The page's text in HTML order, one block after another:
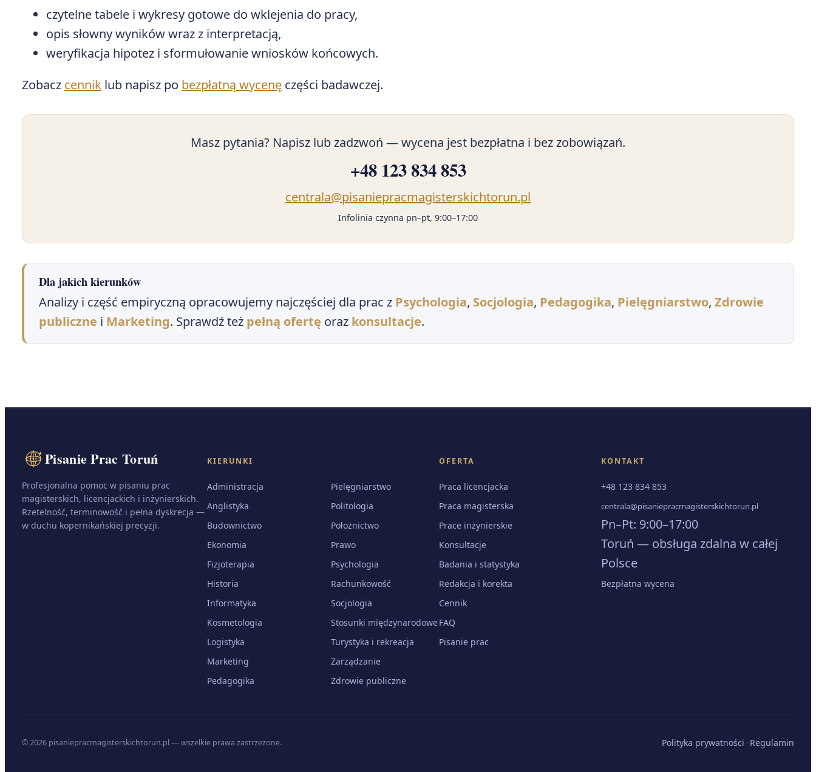
czytelne tabele i wykresy gotowe do wklejenia do pracy,
opis słowny wyników wraz z interpretacją,
weryfikacja hipotez i sformułowanie wniosków końcowych.
Zobacz cennik lub napisz po bezpłatną wycenę części badawczej.
Masz pytania? Napisz lub zadzwoń — wycena jest bezpłatna i bez zobowiązań.
+48 123 834 853
centrala@pisaniepracmagisterskichtorun.pl
Infolinia czynna pn–pt, 9:00–17:00
Dla jakich kierunków
Analizy i część empiryczną opracowujemy najczęściej dla prac z Psychologia, Socjologia, Pedagogika, Pielęgniarstwo, Zdrowie
publiczne i Marketing. Sprawdź też pełną ofertę oraz konsultacje.
Pisanie Prac Toruń
Profesjonalna pomoc w pisaniu prac
magisterskich, licencjackich i inżynierskich.
Rzetelność, terminowość i pełna dyskrecja —
w duchu kopernikańskiej precyzji.
KIERUNKI
Administracja
Anglistyka
Budownictwo
Ekonomia
Fizjoterapia
Historia
Informatyka
Kosmetologia
Logistyka
Marketing
Pedagogika
Pielęgniarstwo
Politologia
Położnictwo
Prawo
Psychologia
Rachunkowość
Socjologia
Stosunki międzynarodowe
Turystyka i rekreacja
Zarządzanie
Zdrowie publiczne
OFERTA
Praca licencjacka
Praca magisterska
Prace inżynierskie
Konsultacje
Badania i statystyka
Redakcja i korekta
Cennik
FAQ
Pisanie prac
KONTAKT
+48 123 834 853
centrala@pisaniepracmagisterskichtorun.pl
Pn–Pt: 9:00–17:00
Toruń — obsługa zdalna w całej
Polsce
Bezpłatna wycena
© 2026 pisaniepracmagisterskichtorun.pl — wszelkie prawa zastrzeżone. Polityka prywatności · Regulamin